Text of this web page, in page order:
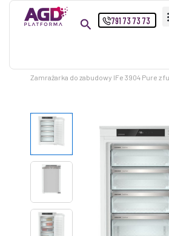
Przejdź
791 73 73 73
Zamrażarka do zabudowy IFe 3904 Pure z